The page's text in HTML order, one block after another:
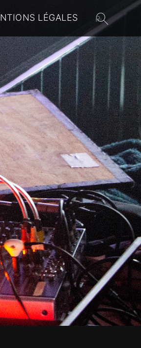
LÉGALES